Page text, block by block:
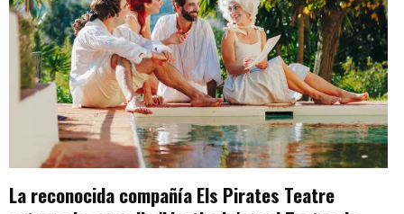
La reconocida compañía Els Pirates Teatre